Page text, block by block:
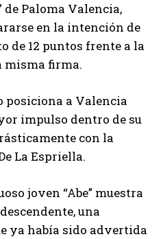
de Paloma Valencia,
en la intención de
de 12 puntos frente a la
misma firma.
posiciona a Valencia
impulso dentro de su
con la
La Espriella.
joven “Abe” muestra
una
ya había sido advertida